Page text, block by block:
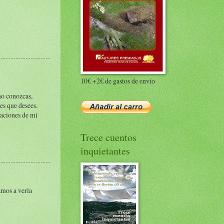
conozcas,
que desees.
de mi
a verla
10€ +2€ de gastos de envío
Trece cuentos
inquietantes